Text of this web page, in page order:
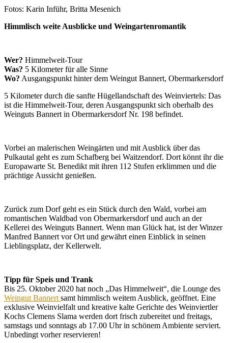
Fotos: Karin Inführ, Britta Mesenich
Himmlisch weite Ausblicke und Weingartenromantik
Wer? Himmelweit-Tour
Was? 5 Kilometer für alle Sinne
Wo? Ausgangspunkt hinter dem Weingut Bannert, Obermarkersdorf
5 Kilometer durch die sanfte Hügellandschaft des Weinviertels: Das
ist die Himmelweit-Tour, deren Ausgangspunkt sich oberhalb des
Weinguts Bannert in Obermarkersdorf Nr. 198 befindet.
Vorbei an malerischen Weingärten und mit Ausblick über das
Pulkautal geht es zum Schafberg bei Waitzendorf. Dort könnt ihr die
Europawarte St. Benedikt mit ihren 112 Stufen erklimmen und die
prächtige Aussicht genießen.
Zurück zum Dorf geht es ein Stück durch den Wald, vorbei am
romantischen Waldbad von Obermarkersdorf und auch an der
Kellerei des Weinguts Bannert. Wenn man Glück hat, ist der Winzer
Manfred Bannert vor Ort und gewährt einen Einblick in seinen
Lieblingsplatz, der Kellerwelt.
Tipp für Speis und Trank
Bis 25. Oktober 2020 hat noch „Das Himmelweit“, die Lounge des
Weingut Bannert samt himmlisch weitem Ausblick, geöffnet. Eine
exklusive Weinvielfalt und kreative kalte Gerichte des Weinviertler
Kochs Clemens Slama werden dort frisch zubereitet und freitags,
samstags und sonntags ab 17.00 Uhr in schönem Ambiente serviert.
Unbedingt vorher reservieren!